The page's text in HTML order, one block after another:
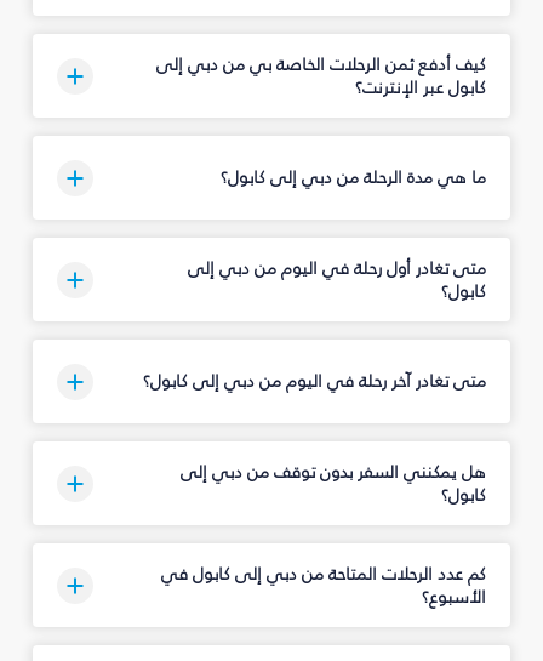
كيف أدفع ثمن الرحلات الخاصة بي من دبي إلى
كابول عبر الإنترنت؟
ما هي مدة الرحلة من دبي إلى كابول؟
متى تغادر أول رحلة في اليوم من دبي إلى
كابول؟
متى تغادر آخر رحلة في اليوم من دبي إلى كابول؟
هل يمكنني السفر بدون توقف من دبي إلى
كابول؟
كم عدد الرحلات المتاحة من دبي إلى كابول في
الأسبوع؟